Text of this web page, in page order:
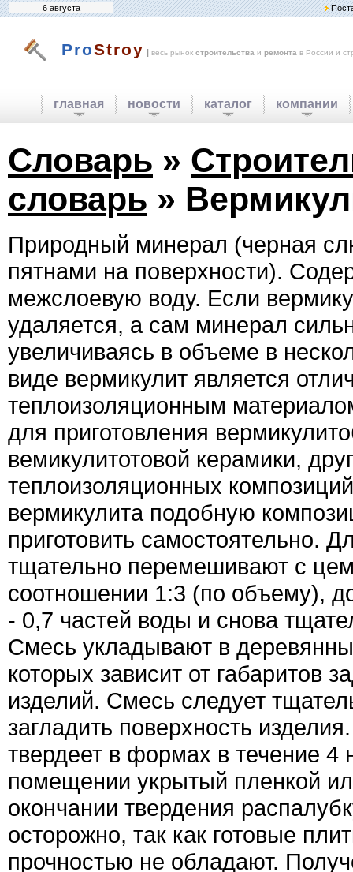
6 августа
ProStroy | весь рынок строительства и ремонта в России и
главная новости каталог компании
Словарь »
словарь »
Природный минерал (черная
пятнами на поверхности).
межслоевую воду. Если
удаляется, а сам минерал
увеличиваясь в объеме в
виде вермикулит является
теплоизоляционным
для приготовления
вемикулитотовой керамики,
теплоизоляционных
вермикулита подобную
приготовить самостоятельно.
тщательно перемешивают с
соотношении 1:3 (по объему),
- 0,7 частей воды и снова
Смесь укладывают в
которых зависит от габаритов
изделий. Смесь следует
загладить поверхность
твердеет в формах в течение 4
помещении укрытый пленкой
окончании твердения
осторожно, так как готовые
прочностью не обладают.